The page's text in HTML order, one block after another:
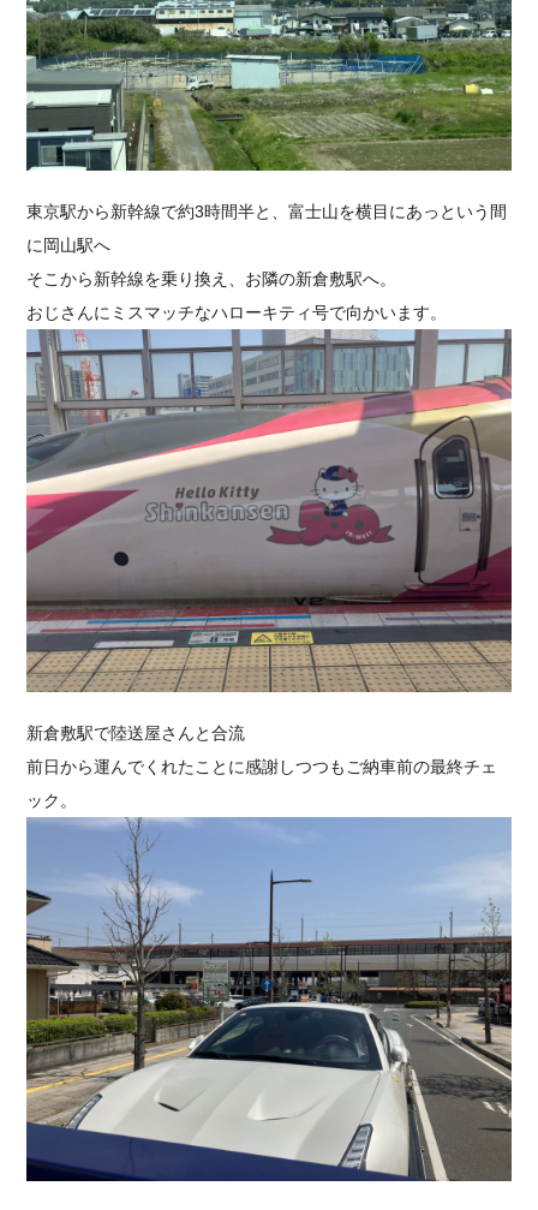
東京駅から新幹線で約3時間半と、富士山を横目にあっという間
に岡山駅へ
そこから新幹線を乗り換え、お隣の新倉敷駅へ。
おじさんにミスマッチなハローキティ号で向かいます。
新倉敷駅で陸送屋さんと合流
前日から運んでくれたことに感謝しつつもご納車前の最終チェ
ック。